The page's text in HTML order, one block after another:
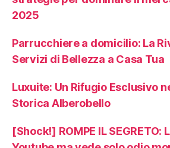
2025
Parrucchiere a domicilio: La
Servizi di Bellezza a Casa Tua
Luxuite: Un Rifugio Esclusivo
Storica Alberobello
[Shock!] ROMPE IL SEGRETO: